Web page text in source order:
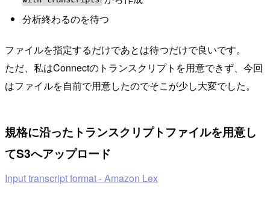
分析終わるのを待つ
ファイルを指定するだけであとは待つだけで良いです。
ただ、私はConnectのトランスクリプトを用意できず、今回
はファイルを自前で用意したのでそこが少し大変でした。
規格に沿ったトランスクリプトファイルを用意し
てS3へアップロード
Input transcript format - Amazon Lex